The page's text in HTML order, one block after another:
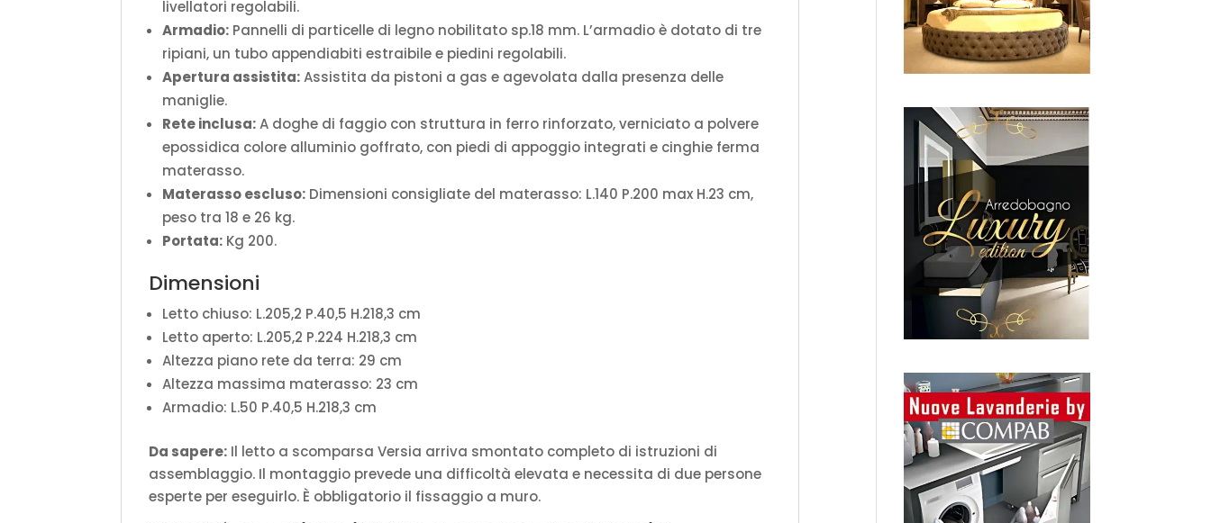
livellatori regolabili.
Armadio: Pannelli di particelle di legno nobilitato sp.18 mm. L’armadio è dotato di tre
ripiani, un tubo appendiabiti estraibile e piedini regolabili.
Apertura assistita:Assistita da pistoni a gas e agevolata dalla presenza delle
maniglie.
Rete inclusa:A doghe di faggio con struttura in ferro rinforzato, verniciato a polvere
epossidica colore alluminio goffrato, con piedi di appoggio integrati e cinghie ferma
materasso.
Materasso escluso: Dimensioni consigliate del materasso: L.140 P.200 max H.23 cm,
peso tra 18 e 26 kg.
Portata: Kg 200.
Dimensioni
Letto chiuso: L.205,2 P.40,5 H.218,3 cm
Letto aperto: L.205,2 P.224 H.218,3 cm
Altezza piano rete da terra: 29 cm
Altezza massima materasso: 23 cm
Armadio: L.50 P.40,5 H.218,3 cm
Da sapere: Il letto a scomparsa Versia arriva smontato completo di istruzioni di
assemblaggio. Il montaggio prevede una difficoltà elevata e necessita di due persone
esperte per eseguirlo. È obbligatorio il fissaggio a muro.